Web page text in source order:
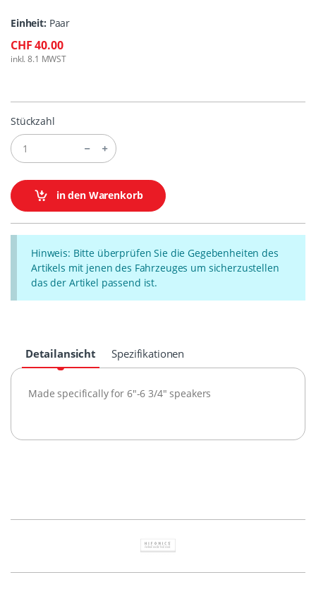
Einheit: Paar
CHF 40.00
inkl. 8.1 MWST
Stückzahl
in den Warenkorb
Hinweis: Bitte überprüfen Sie die Gegebenheiten des
Artikels mit jenen des Fahrzeuges um sicherzustellen
das der Artikel passend ist.
Detailansicht Spezifikationen
Made specifically for 6"-6 3/4" speakers